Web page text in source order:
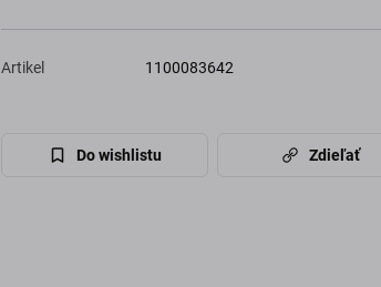
Artikel 1100083642
Do wishlistu Zdieľať